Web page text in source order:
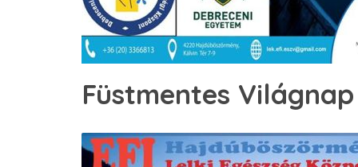
Füstmentes Világnap